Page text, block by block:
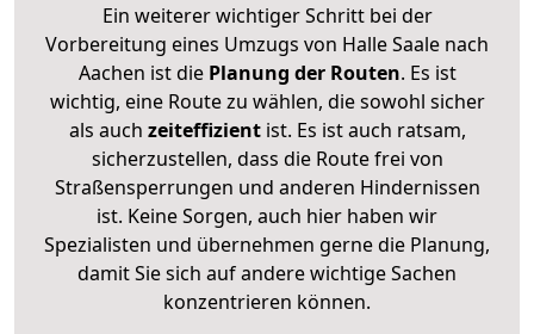
Ein weiterer wichtiger Schritt bei der
Vorbereitung eines Umzugs von Halle Saale nach
Aachen ist diePlanung der Routen. Es ist
wichtig, eine Route zu wählen, die sowohl sicher
als auch zeiteffizientist. Es ist auch ratsam,
sicherzustellen, dass die Route frei von
Straßensperrungen und anderen Hindernissen
ist. Keine Sorgen, auch hier haben wir
Spezialisten und übernehmen gerne die Planung,
damit Sie sich auf andere wichtige Sachen
konzentrieren können.